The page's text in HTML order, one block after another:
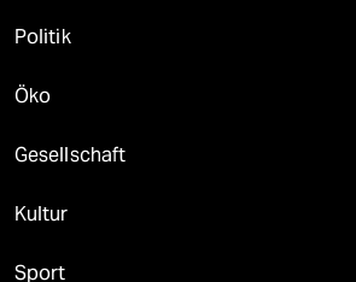
Politik
Öko
Gesellschaft
Kultur
Sport